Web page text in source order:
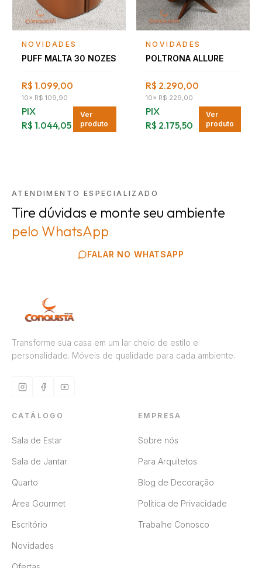
Falar com consultor
NOVIDADES
PUFF MALTA 30 NOZES
R$ 1.099,00
10× R$ 109,90
PIX
R$ 1.044,05
Ver
produto
Falar com consultor
NOVIDADES
POLTRONA ALLURE
R$ 2.290,00
10× R$ 229,00
PIX
R$ 2.175,50
Ver
produto
ATENDIMENTO ESPECIALIZADO
Tire dúvidas e monte seu ambiente
pelo WhatsApp
FALAR NO WHATSAPP
Transforme sua casa em um lar cheio de estilo e
personalidade. Móveis de qualidade para cada ambiente.
CATÁLOGO
Sala de Estar
Sala de Jantar
Quarto
Área Gourmet
Escritório
Novidades
EMPRESA
Sobre nós
Para Arquitetos
Blog de Decoração
Política de Privacidade
Trabalhe Conosco